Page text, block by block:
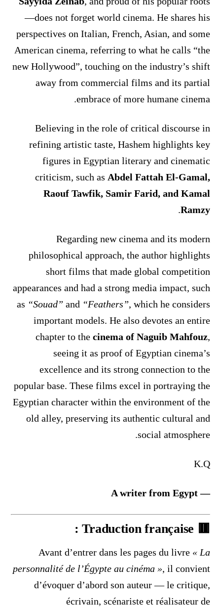
—does not forget world cinema. He shares his
perspectives on Italian, French, Asian, and some
American cinema, referring to what he calls “the
new Hollywood”, touching on the industry’s shift
away from commercial films and its partial
embrace of more humane cinema.
Believing in the role of critical discourse in
refining artistic taste, Hashem highlights key
figures in Egyptian literary and cinematic
criticism, such as Abdel Fattah El-Gamal,
Raouf Tawfik, Samir Farid, and Kamal
Ramzy
.
Regarding new cinema and its modern
philosophical approach, the author highlights
short films that made global competition
appearances and had a strong media impact, such
as “Souad” and “Feathers”, which he considers
important models. He also devotes an entire
chapter to the cinema of Naguib Mahfouz,
seeing it as proof of Egyptian cinema’s
excellence and its strong connection to the
popular base. These films excel in portraying the
Egyptian character within the environment of the
old alley, preserving its authentic cultural and
social atmosphere.
K.Q
— A writer from Egypt
🟥
Traduction française :
Avant d’entrer dans les pages du livre « La
personnalité de l’Égypte au cinéma », il convient
d’évoquer d’abord son auteur — le critique,
écrivain, scénariste et réalisateur de